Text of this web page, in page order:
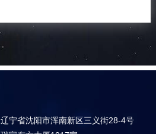
辽宁省沈阳市浑南新区三义街28-4号